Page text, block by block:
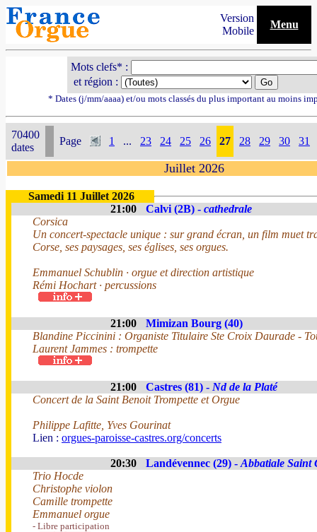
Version
Mobile
Menu
Mots clefs* :
et région :
* Dates (j/mm/aaaa) et/ou mots classés du plus important au moins
70400
dates
Page 1 ... 23 24 25 26 27 28 29 30 31
Juillet 2026
Samedi 11 Juillet 2026
21:00
Calvi (2B) - cathedrale
Corsica
Un concert-spectacle unique : sur grand écran, un film muet
Corse, ses paysages, ses églises, ses orgues.
Emmanuel Schublin · orgue et direction artistique
Rémi Hochart · percussions
21:00
Mimizan Bourg (40)
Blandine Piccinini : Organiste Titulaire Ste Croix Daurade -
Laurent Jammes : trompette
21:00 Castres (81) - Nd de la Platé
Concert de la Saint Benoit Trompette et Orgue
Philippe Lafitte, Yves Gourinat
Lien : orgues-paroisse-castres.org/concerts
20:30 Landévennec (29) - Abbatiale Saint
Trio Hocde
Christophe violon
Camille trompette
Emmanuel orgue
- Libre participation